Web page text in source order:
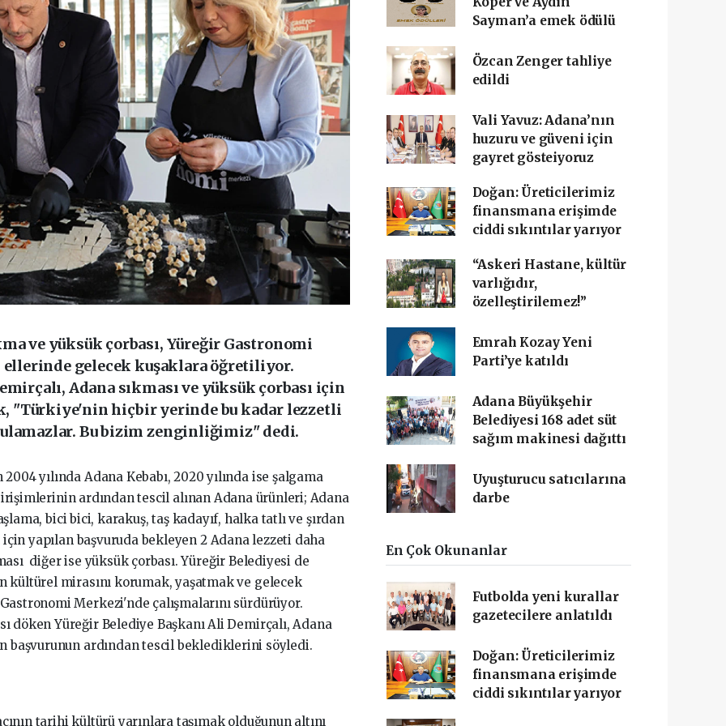
ve yüksük çorbası, Yüreğir Gastronomi
gelecek kuşaklara öğretiliyor.
Adana sıkması ve yüksük çorbası için
"Türkiye'nin hiçbir yerinde bu kadar lezzetli
Bu bizim zenginliğimiz" dedi.
yılında Adana Kebabı, 2020 yılında ise şalgama
ardından tescil alınan Adana ürünleri; Adana
bici bici, karakuş, taş kadayıf, halka tatlı ve şırdan
yapılan başvuruda bekleyen 2 Adana lezzeti daha
diğer ise yüksük çorbası. Yüreğir Belediyesi de
kültürel mirasını korumak, yaşatmak ve gelecek
Merkezi'nde çalışmalarını sürdürüyor.
döken Yüreğir Belediye Başkanı Ali Demirçalı, Adana
başvurunun ardından tescil beklediklerini söyledi.
tarihi kültürü yarınlara taşımak olduğunun altını
Sayman’a emek ödülü
Özcan Zenger tahliye
edildi
Vali Yavuz: Adana’nın
huzuru ve güveni için
gayret gösteiyoruz
Doğan: Üreticilerimiz
finansmana erişimde
ciddi sıkıntılar yarıyor
“Askeri Hastane, kültür
varlığıdır,
özelleştirilemez!”
Emrah Kozay Yeni
Parti’ye katıldı
Adana Büyükşehir
Belediyesi 168 adet süt
sağım makinesi dağıttı
Uyuşturucu satıcılarına
darbe
En Çok Okunanlar
Futbolda yeni kurallar
gazetecilere anlatıldı
Doğan: Üreticilerimiz
finansmana erişimde
ciddi sıkıntılar yarıyor